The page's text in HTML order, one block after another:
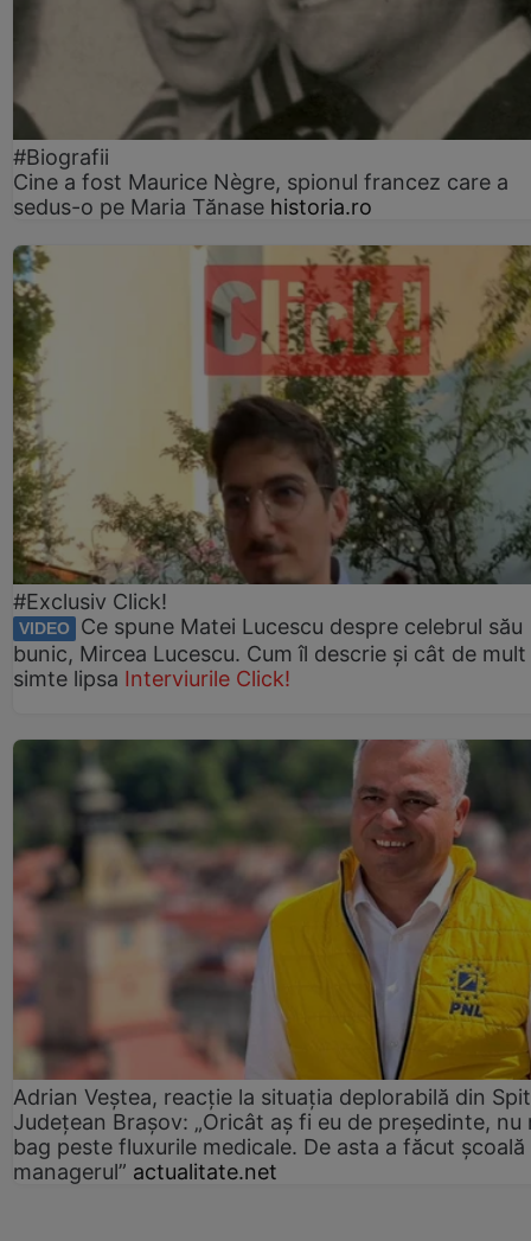
#Biografii
Cine a fost Maurice Nègre, spionul francez care a
sedus-o pe Maria Tănase historia.ro
#Exclusiv Click!
VIDEO
Ce spune Matei Lucescu despre celebrul său
bunic, Mircea Lucescu. Cum îl descrie și cât de mult
simte lipsa Interviurile Click!
Adrian Veștea, reacție la situația deplorabilă din
Județean Brașov: „Oricât aș fi eu de președinte, nu
bag peste fluxurile medicale. De asta a făcut școală
managerul” actualitate.net